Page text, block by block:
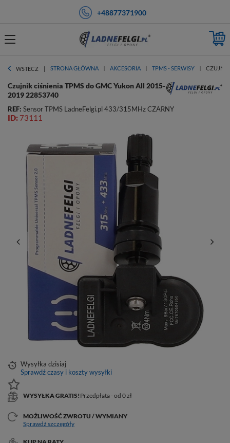
+48877371900
WSTECZ STRONA GŁÓWNA AKCESORIA TPMS - SERWISY
Czujnik ciśnienia TPMS do GMC Yukon All 2015-
2019 22853740
REF: Sensor TPMS LadneFelgi.pl 433/315MHz CZARNY
ID: 73111
Wysyłka dzisiaj
Sprawdź czasy i koszty wysyłki
WYSYŁKA GRATIS! Przedpłata - od 0 zł
MOŻLIWOŚĆ ZWROTU / WYMIANY
Sprawdź szczegóły